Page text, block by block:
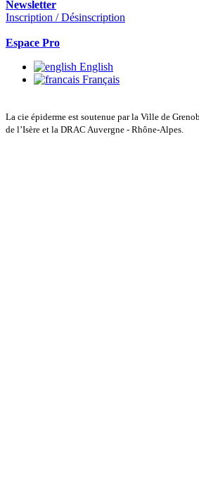
Newsletter
Inscription / Désinscription
Espace Pro
English
Français
La cie épiderme est soutenue par la Ville de
de l’Isère et la DRAC Auvergne - Rhône-Alpes.